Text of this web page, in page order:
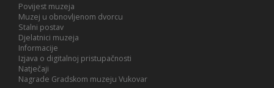
Povijest muzeja
Muzej u obnovljenom dvorcu
Stalni postav
Djelatnici muzeja
Informacije
Izjava o digitalnoj pristupačnosti
Natječaji
Nagrade Gradskom muzeju Vukovar